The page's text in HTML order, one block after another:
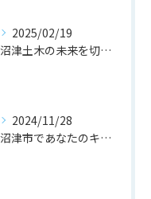
2025/02/19
沼津土木の未来を切り開く！静岡県沼津市での求人情報と採用のヒント
2024/11/28
沼津市であなたのキャリアを築く！土木業界の最新求人情報をチェック